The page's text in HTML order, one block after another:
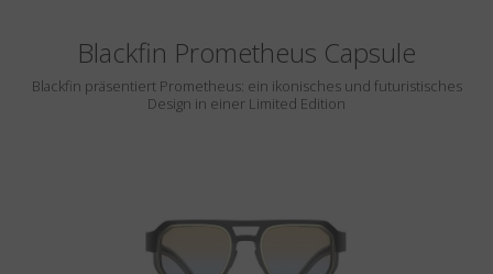
Wishlist
Search
Blackfin Prometheus Capsule
Blackfin präsentiert Prometheus: ein ikonisches und futuristisches
Design in einer Limited Edition